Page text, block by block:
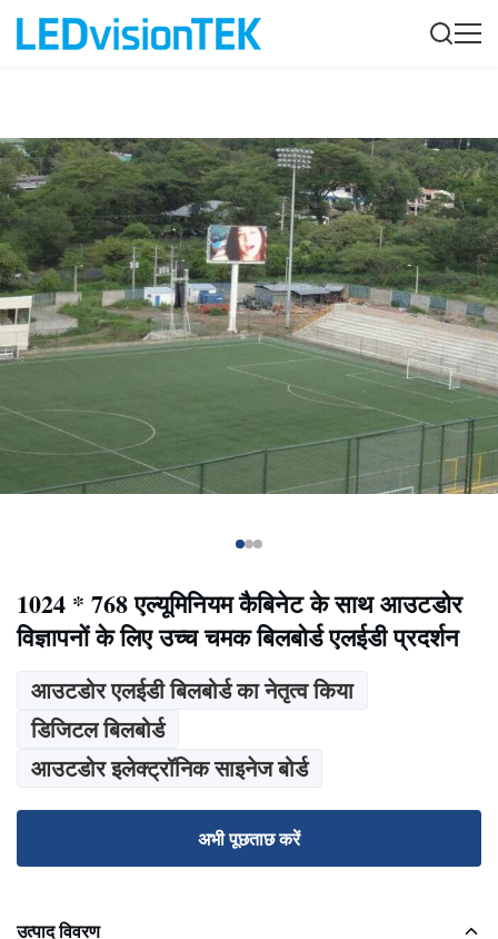
1024 * 768 एल्यूमिनियम कैबिनेट के साथ आउटडोर
विज्ञापनों के लिए उच्च चमक बिलबोर्ड एलईडी प्रदर्शन
आउटडोर एलईडी बिलबोर्ड का नेतृत्व किया
डिजिटल बिलबोर्ड
आउटडोर इलेक्ट्रॉनिक साइनेज बोर्ड
अभी पूछताछ करें
उत्पाद विवरण